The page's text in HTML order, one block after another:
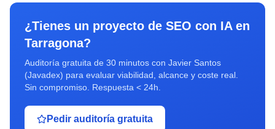
¿Tienes un proyecto de SEO con IAen
Tarragona?
Auditoría gratuita de 30 minutos con Javier Santos
(Javadex) para evaluar viabilidad, alcance y coste real.
Sin compromiso. Respuesta < 24h.
Pedir auditoría gratuita